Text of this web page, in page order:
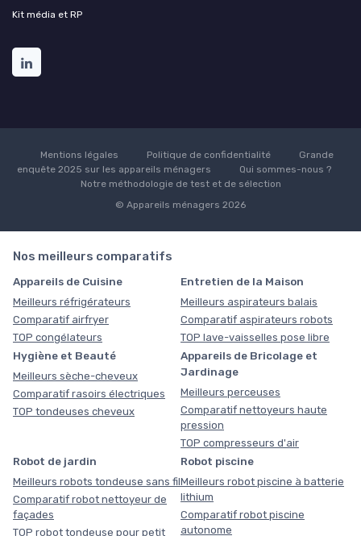
Kit média et RP
Mentions légales Politique de confidentialité
Grande
enquête 2025 sur les appareils ménagers
Qui sommes-nous ?
Notre méthodologie de test et de sélection
© Appareils ménagers 2026
Nos meilleurs comparatifs
Appareils de Cuisine
Meilleurs réfrigérateurs
Comparatif airfryer
TOP congélateurs
Entretien de la Maison
Meilleurs aspirateurs balais
Comparatif aspirateurs robots
TOP lave-vaisselles pose libre
Hygiène et Beauté
Meilleurs sèche-cheveux
Comparatif rasoirs électriques
TOP tondeuses cheveux
Appareils de Bricolage et
Jardinage
Meilleurs perceuses
Comparatif nettoyeurs haute
pression
TOP compresseurs d'air
Robot de jardin
Meilleurs robots tondeuse sans fil
Comparatif robot nettoyeur de
façades
TOP robot tondeuse pour petit
Robot piscine
Meilleurs robot piscine à batterie
lithium
Comparatif robot piscine
autonome